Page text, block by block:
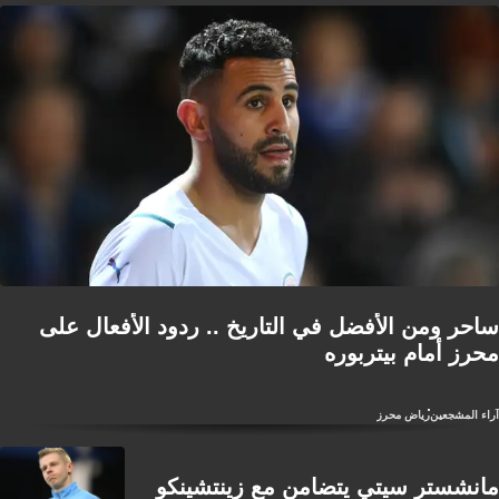
ساحر ومن الأفضل في التاريخ .. ردود الأفعال على
محرز أمام بيتربوره
آراء المشجعينرياض محرز
مانشستر سيتي يتضامن مع زينتشينكو